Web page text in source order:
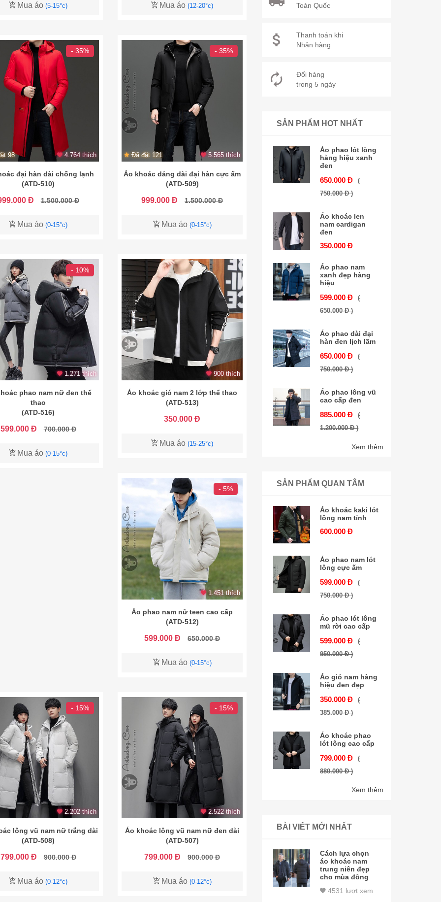
Mua áo(5-15°c) Mua áo(12-20°c)
- 35%
98 4.764 thích
đại hàn dài chống lạnh
(ATD-510)
Đ 1.500.000 Đ
Mua áo(0-15°c)
- 35%
Đã đặt 121 5.565 thích
Áo khoác dáng dài đại hàn cực ấm
(ATD-509)
999.000 Đ 1.500.000 Đ
Mua áo (0-15°c)
- 10%
1.271 thích
phao nam nữ đen thể
thao
(ATD-516)
599.000 Đ 700.000 Đ
Mua áo(0-15°c)
900 thích
Áo khoác gió nam 2 lớp thể thao
(ATD-513)
350.000 Đ
Mua áo(15-25°c)
- 5%
1.451 thích
Áo phao nam nữ teen cao cấp
(ATD-512)
599.000 Đ 650.000 Đ
Mua áo (0-15°c)
- 15%
2.202 thích
lông vũ nam nữ trắng dài
(ATD-508)
799.000 Đ 900.000 Đ
Mua áo(0-12°c)
- 15%
2.522 thích
Áo khoác lông vũ nam nữ đen dài
(ATD-507)
799.000 Đ 900.000 Đ
Mua áo (0-12°c)
Toàn Quốc
Thanh toán khi
Nhận hàng
Đổi hàng
trong 5 ngày
SẢN PHẨM HOT NHẤT
Áo phao lót lông
hàng hiệu xanh
đen
650.000 Đ
(
750.000 Đ )
Áo khoác len
nam cardigan
đen
350.000 Đ
Áo phao nam
xanh đẹp hàng
hiệu
599.000 Đ
(
650.000 Đ )
Áo phao dài đại
hàn đen lịch lãm
650.000 Đ
(
750.000 Đ )
Áo phao lông vũ
cao cấp đen
885.000 Đ
(
1.200.000 Đ )
Xem thêm
SẢN PHẨM QUAN TÂM
Áo khoác kaki lót
lông nam tính
600.000 Đ
Áo phao nam lót
lông cực ấm
599.000 Đ
(
750.000 Đ )
Áo phao lót lông
mũ rời cao cấp
599.000 Đ
(
950.000 Đ )
Áo gió nam hàng
hiệu đen đẹp
350.000 Đ
(
385.000 Đ )
Áo khoác phao
lót lông cao cấp
799.000 Đ
(
880.000 Đ )
Xem thêm
BÀI VIẾT MỚI NHẤT
Cách lựa chọn
áo khoác nam
trung niên đẹp
cho mùa đông
4531 lượt xem